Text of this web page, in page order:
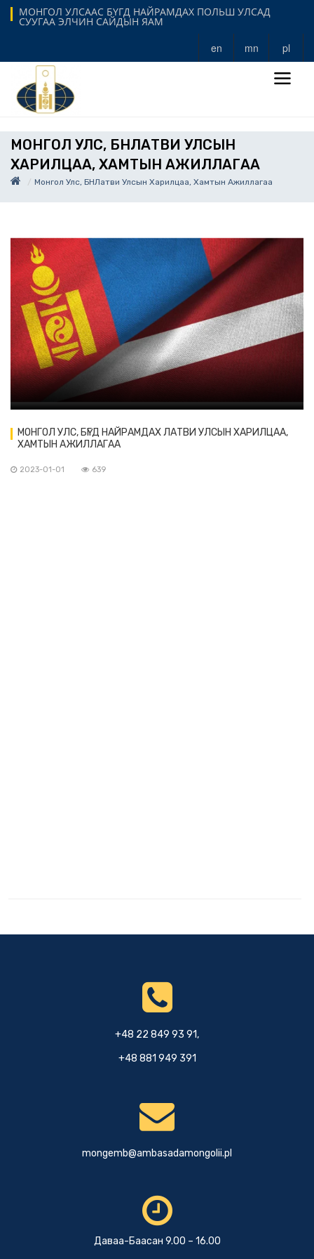
МОНГОЛ УЛСААС БҮГД НАЙРАМДАХ ПОЛЬШ УЛСАД
СУУГАА ЭЛЧИН САЙДЫН ЯАМ
en mn pl
МОНГОЛ УЛС, БНЛАТВИ УЛСЫН
ХАРИЛЦАА, ХАМТЫН АЖИЛЛАГАА
Монгол Улс, БНЛатви Улсын Харилцаа, Хамтын Ажиллагаа
МОНГОЛ УЛС, БҮГД НАЙРАМДАХ ЛАТВИ УЛСЫН ХАРИЛЦАА,
ХАМТЫН АЖИЛЛАГАА
2023-01-01 639
+48 22 849 93 91,
+48 881 949 391
mongemb@ambasadamongolii.pl
Даваа-Баасан 9.00 – 16.00